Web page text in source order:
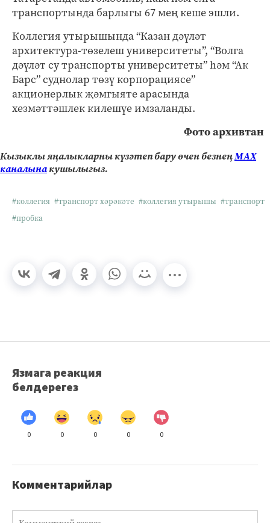
транспортында барлыгы 67 мең кеше эшли.
Коллегия утырышында “Казан дәүләт
архитектура-төзелеш университеты”, “Волга
дәүләт су транспорты университеты” һәм “Ак
Барс” суднолар төзү корпорациясе”
акционерлык җәмгыяте арасында
хезмәттәшлек килешүе имзаланды.
Фото архивтан
Кызыклы яңалыкларны күзәтеп бару өчен безнеңМАХ
каналынакушылыгыз.
#коллегия #транспорт хәрәкәте #коллегия утырышы #транспорт
#пробка
Язмага реакция
белдерегез
0 0 0 0 0
Комментарийлар